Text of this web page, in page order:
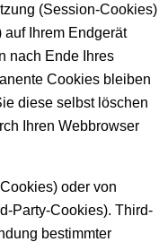
(Session-Cookies)
Ihrem Endgerät
nach Ende Ihres
Cookies bleiben
diese selbst löschen
Ihren Webbrowser
oder von
Party-Cookies). Third-
bestimmter